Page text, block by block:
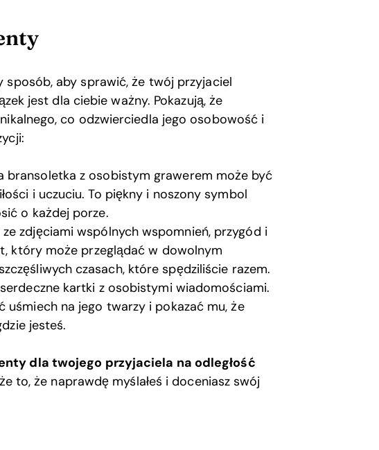
sposób, aby sprawić, że twój przyjaciel
jest dla ciebie ważny. Pokazują, że
co odzwierciedla jego osobowość i
bransoletka z osobistym grawerem może być
i uczuciu. To piękny i noszony symbol
o każdej porze.
zdjęciami wspólnych wspomnień, przygód i
który może przeglądać w dowolnym
czasach, które spędziliście razem.
kartki z osobistymi wiadomościami.
uśmiech na jego twarzy i pokazać mu, że
jesteś.
dla twojego przyjaciela na odległość
to, że naprawdę myślałeś i doceniasz swój